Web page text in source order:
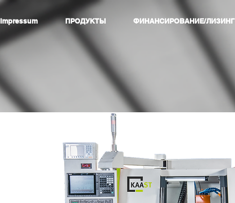
Impressum ПРОДУКТЫ ФИНАНСИРОВАНИЕ/ЛИЗИНГ